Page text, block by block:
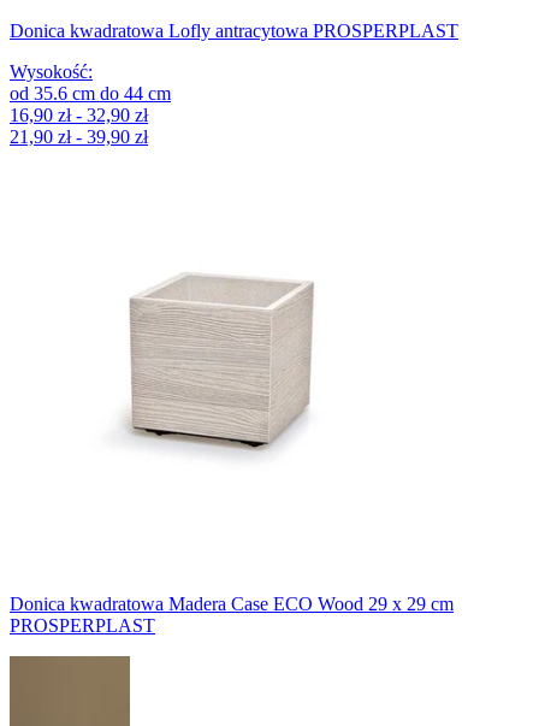
Donica kwadratowa Lofly antracytowa PROSPERPLAST
Wysokość:
od 35.6 cm do 44 cm
16,90 zł - 32,90 zł
21,90 zł - 39,90 zł
Donica kwadratowa Madera Case ECO Wood 29 x 29 cm
PROSPERPLAST